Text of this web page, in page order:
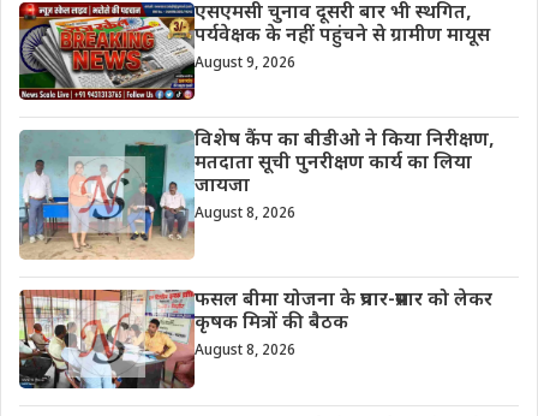
एसएमसी चुनाव दूसरी बार भी स्थगित,
पर्यवेक्षक के नहीं पहुंचने से ग्रामीण मायूस
August 9, 2026
विशेष कैंप का बीडीओ ने किया निरीक्षण,
मतदाता सूची पुनरीक्षण कार्य का लिया
जायजा
August 8, 2026
फसल बीमा योजना के प्रचार-प्रसार को लेकर
कृषक मित्रों की बैठक
August 8, 2026